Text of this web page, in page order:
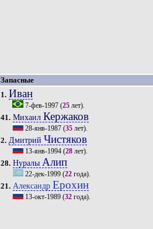
Запасные
1. Иван
7-фев-1997(25лет).
41. Михаил Кержаков
28-янв-1987(35лет).
2. Дмитрий Чистяков
13-янв-1994(28лет).
28. Нуралы Алип
22-дек-1999(22года).
21. Александр Ерохин
13-окт-1989(32года).